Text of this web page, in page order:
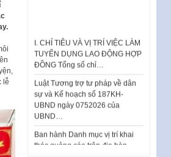
lễ
TUYỂN DỤNG LAO ĐỘNG HỢP
ĐỒNG Tổng số chỉ…
Luật Tương trợ tư pháp về dân
sự và Kế hoạch số 187KH-
UBND ngày 0752026 của
UBND…
Ban hành Danh mục vị trí khai
thác quảng cáo trên địa bàn
thành phố Hà Nội